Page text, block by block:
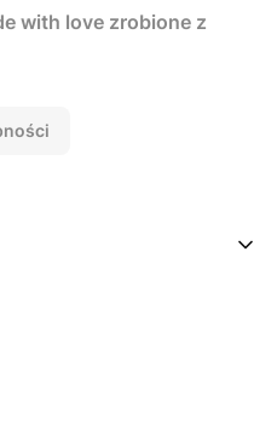
with love zrobione z